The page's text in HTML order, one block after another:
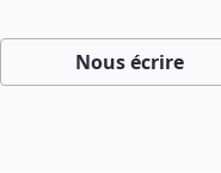
Nous écrire